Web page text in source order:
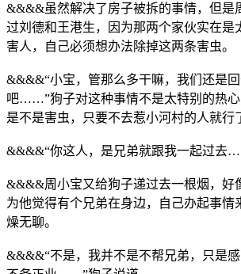
&&&&虽然解决了房子被拆的事情，但是
过刘德和王港生，因为那两个家伙实在是
害人，自己必须想办法除掉这两条害虫。
&&&&“小宝，管那么多干嘛，我们还是
吧……”狗子对这种事情不是太特别的热
是不是害虫，只要不去惹小河村的人就行
&&&&“你这人，是兄弟就跟我一起过去
&&&&周小宝又给狗子递过去一根烟，好
为他觉得有个兄弟在身边，自己办起事情
燥无聊。
&&&&“不是，我并不是不帮兄弟，只是